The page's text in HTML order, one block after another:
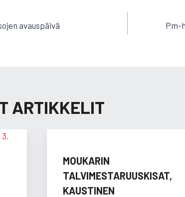
avauspäivä
Pm-
ARTIKKELIT
MOUKARIN
TALVIMESTARUUSKISAT,
KAUSTINEN